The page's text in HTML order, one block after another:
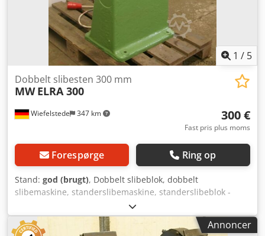
1 / 5
Wiefelstede 347 km
Dobbelt slibesten 300 mm
MW ELRA 300
300 €
Fast pris plus moms
Forespørge Ring op
Stand: god (brugt), Dobbelt slibeblok, dobbelt
slibemaskine, standerslibemaskine, standerslibeblok -
Motoreffekt: 1,1 kW Dcodpfjb A Nausx Algek -
Omdrejningstal: 1410 omdr./min - Slibeskiver: maks. Ø 300
mm - Driftsspænding: 380 Volt - Vægt: 200 kg
Annoncer